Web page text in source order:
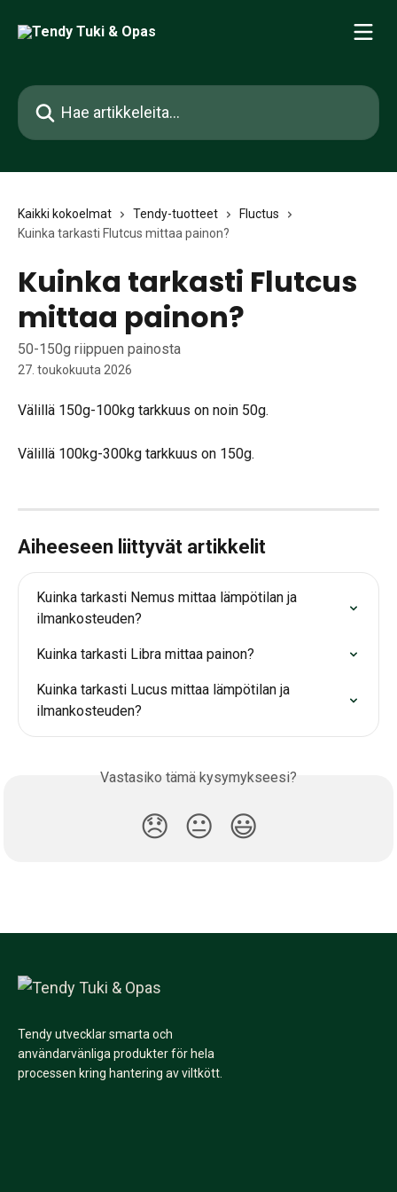
Hae artikkeleita...
Kaikki kokoelmat Tendy-tuotteet
Fluctus
Kuinka tarkasti Flutcus mittaa painon?
Kuinka tarkasti Flutcus
mittaa painon?
50-150g riippuen painosta
27. toukokuuta 2026
Välillä 150g-100kg tarkkuus on noin 50g.
Välillä 100kg-300kg tarkkuus on 150g.
Aiheeseen liittyvät artikkelit
Kuinka tarkasti Nemus mittaa lämpötilan ja
ilmankosteuden?
Kuinka tarkasti Libra mittaa painon?
Kuinka tarkasti Lucus mittaa lämpötilan ja
ilmankosteuden?
Vastasiko tämä kysymykseesi?
😞 😐 😃
Tendy utvecklar smarta och
användarvänliga produkter för hela
processen kring hantering av viltkött.